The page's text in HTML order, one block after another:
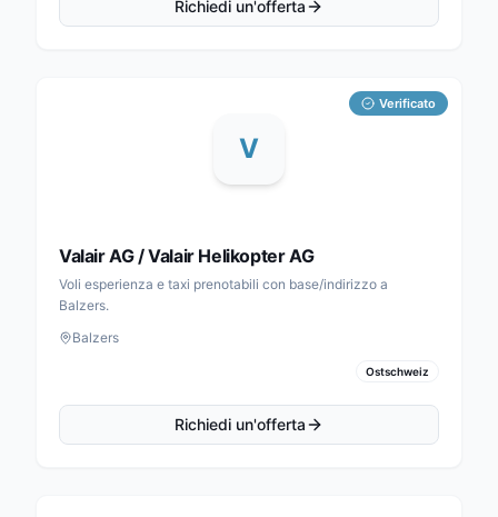
Richiedi un'offerta
V
Verificato
Valair AG / Valair Helikopter AG
Voli esperienza e taxi prenotabili con base/indirizzo a
Balzers.
Balzers
Ostschweiz
Richiedi un'offerta